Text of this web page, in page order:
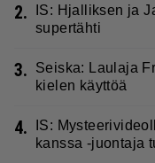
2.
IS: Hjalliksen ja
supertähti
3.
Seiska: Laulaja
kielen käyttöä
4.
IS:
kanssa -juontaja